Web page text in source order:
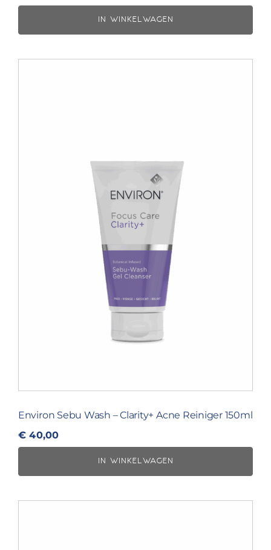
IN WINKELWAGEN
Environ Sebu Wash – Clarity+ Acne Reiniger 150ml
€ 40,00
IN WINKELWAGEN